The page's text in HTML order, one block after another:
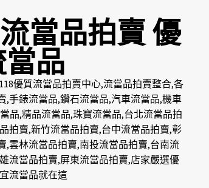
當品拍賣 優
品
優質流當品拍賣中心,流當品拍賣整合,各
,手錶流當品,鑽石流當品,汽車流當品,機車
品,精品流當品,珠寶流當品,台北流當品拍
拍賣,新竹流當品拍賣,台中流當品拍賣,彰
,雲林流當品拍賣,南投流當品拍賣,台南流
流當品拍賣,屏東流當品拍賣,店家嚴選優
流當品就在這